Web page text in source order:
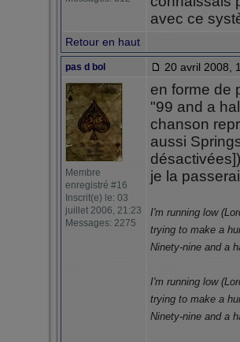
avec ce
Retour en haut
pas d bol 20 avril 2008,
Membre
enregistré #16
Inscrit(e) le: 03
juillet 2006, 21:23
Messages: 2275
en forme de
"99 and a
chanson
aussi
désactivées])
je la
I'm running low
trying to make a
Ninety-nine and a
I'm running low
trying to make a
Ninety-nine and a